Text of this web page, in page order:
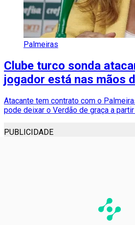
Palmeiras
Clube turco sonda
jogador está nas mãos
Atacante tem contrato com o
pode deixar o Verdão de graça a
PUBLICIDADE